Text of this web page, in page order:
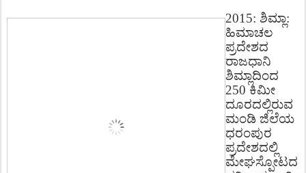
2015: ಶಿಮ್ಲಾ:
ಹಿಮಾಚಲ
ಪ್ರದೇಶದ
ರಾಜಧಾನಿ
ಶಿಮ್ಲಾದಿಂದ
250 ಕಿಮೀ
ದೂರದಲ್ಲಿರುವ
ಮಂಡಿ ಜಿಲೆಯ
ಧರಂಪುರ
ಪ್ರದೇಶದಲ್ಲಿ
ಮೇಘಸ್ಪೋಟದ